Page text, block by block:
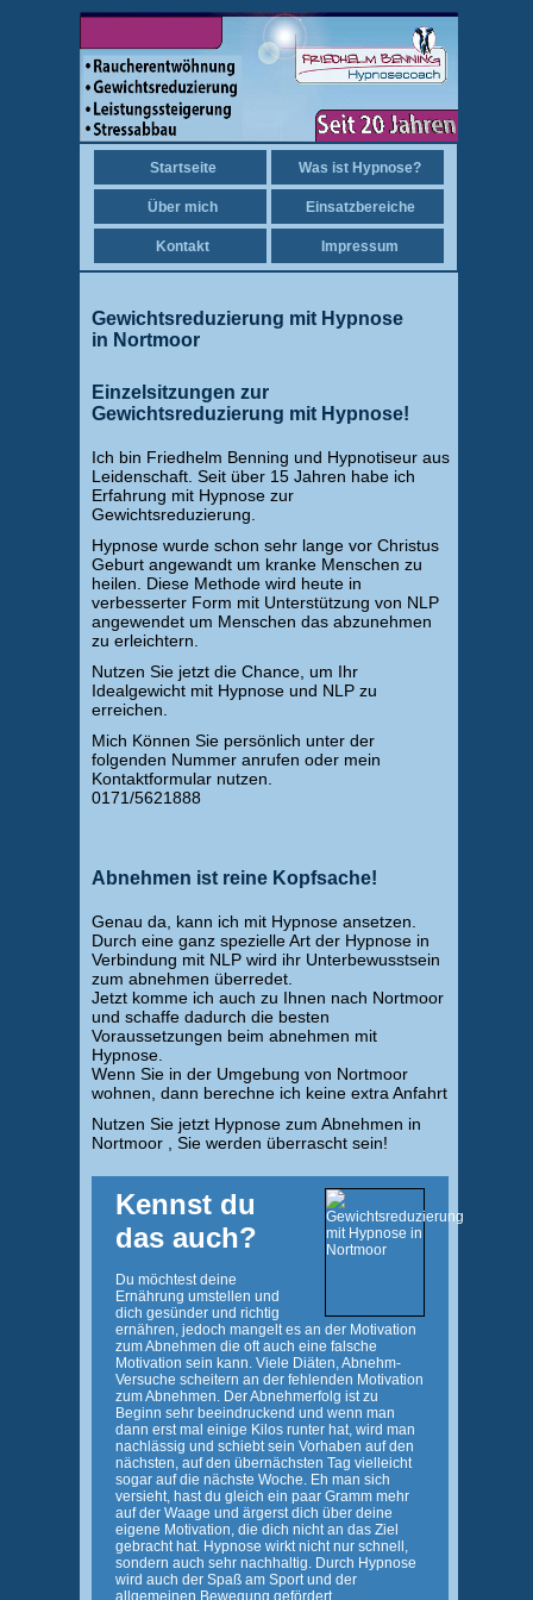
Startseite Was ist Hypnose?
Über mich Einsatzbereiche
Kontakt Impressum
Gewichtsreduzierung mit Hypnose
in Nortmoor
Einzelsitzungen zur
Gewichtsreduzierung mit Hypnose!
Ich bin Friedhelm Benning und Hypnotiseur aus
Leidenschaft. Seit über 15 Jahren habe ich
Erfahrung mit Hypnose zur
Gewichtsreduzierung.
Hypnose wurde schon sehr lange vor Christus
Geburt angewandt um kranke Menschen zu
heilen. Diese Methode wird heute in
verbesserter Form mit Unterstützung von NLP
angewendet um Menschen das abzunehmen
zu erleichtern.
Nutzen Sie jetzt die Chance, um Ihr
Idealgewicht mit Hypnose und NLP zu
erreichen.
Mich Können Sie persönlich unter der
folgenden Nummer anrufen oder mein
Kontaktformular nutzen.
0171/5621888
Abnehmen ist reine Kopfsache!
Genau da, kann ich mit Hypnose ansetzen.
Durch eine ganz spezielle Art der Hypnose in
Verbindung mit NLP wird ihr Unterbewusstsein
zum abnehmen überredet.
Jetzt komme ich auch zu Ihnen nach Nortmoor
und schaffe dadurch die besten
Voraussetzungen beim abnehmen mit
Hypnose.
Wenn Sie in der Umgebung von Nortmoor
wohnen, dann berechne ich keine extra Anfahrt
Nutzen Sie jetzt Hypnose zum Abnehmen in
Nortmoor , Sie werden überrascht sein!
Kennst du
das auch?
Du möchtest deine
Ernährung umstellen und
dich gesünder und richtig
ernähren, jedoch mangelt es an der Motivation
zum Abnehmen die oft auch eine falsche
Motivation sein kann. Viele Diäten, Abnehm-
Versuche scheitern an der fehlenden Motivation
zum Abnehmen. Der Abnehmerfolg ist zu
Beginn sehr beeindruckend und wenn man
dann erst mal einige Kilos runter hat, wird man
nachlässig und schiebt sein Vorhaben auf den
nächsten, auf den übernächsten Tag vielleicht
sogar auf die nächste Woche. Eh man sich
versieht, hast du gleich ein paar Gramm mehr
auf der Waage und ärgerst dich über deine
eigene Motivation, die dich nicht an das Ziel
gebracht hat. Hypnose wirkt nicht nur schnell,
sondern auch sehr nachhaltig. Durch Hypnose
wird auch der Spaß am Sport und der
allgemeinen Bewegung gefördert.